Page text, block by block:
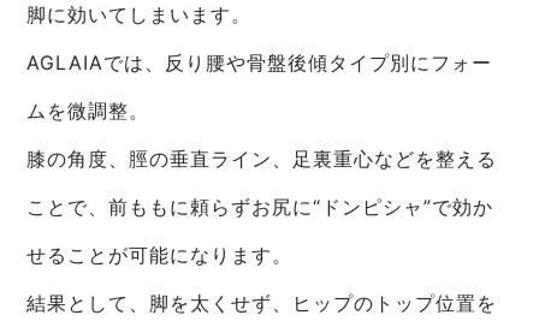
脚に効いてしまいます。
AGLAIAでは、反り腰や骨盤後傾タイプ別にフォー
ムを微調整。
膝の角度、脛の垂直ライン、足裏重心などを整える
ことで、前ももに頼らずお尻に“ドンピシャ”で効か
せることが可能になります。
結果として、脚を太くせず、ヒップのトップ位置を